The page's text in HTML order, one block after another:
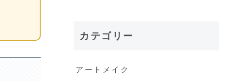
カテゴリー
アートメイク